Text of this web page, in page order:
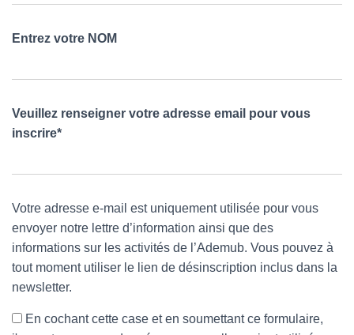
Entrez votre NOM
Veuillez renseigner votre adresse email pour vous
inscrire*
Votre adresse e-mail est uniquement utilisée pour vous
envoyer notre lettre d’information ainsi que des
informations sur les activités de l’Ademub. Vous pouvez à
tout moment utiliser le lien de désinscription inclus dans la
newsletter.
En cochant cette case et en soumettant ce formulaire,